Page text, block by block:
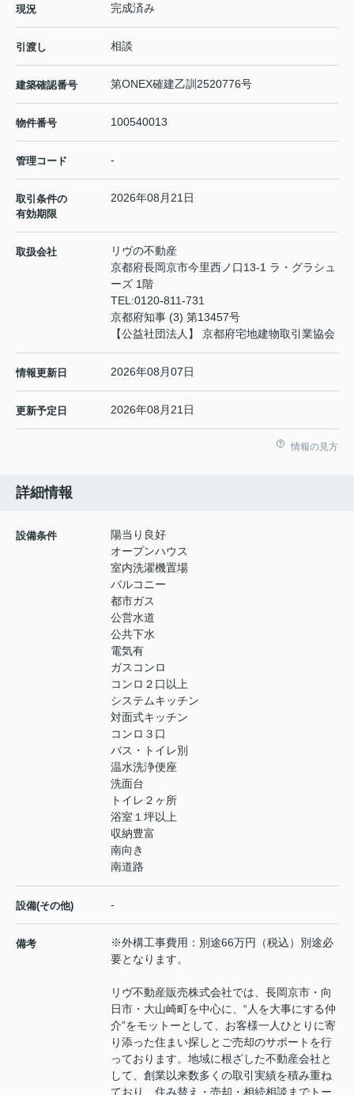
現況 完成済み
引渡し 相談
建築確認番号 第ONEX確建乙訓2520776号
物件番号 100540013
管理コード -
取引条件の
有効期限
2026年08月21日
取扱会社
リヴの不動産
京都府長岡京市今里西ノ口13-1 ラ・グラシュ
ーズ 1階
TEL:0120-811-731
京都府知事 (3) 第13457号
【公益社団法人】 京都府宅地建物取引業協会
情報更新日 2026年08月07日
更新予定日 2026年08月21日
情報の見方
詳細情報
設備条件
陽当り良好
オープンハウス
室内洗濯機置場
バルコニー
都市ガス
公営水道
公共下水
電気有
ガスコンロ
コンロ２口以上
システムキッチン
対面式キッチン
コンロ３口
バス・トイレ別
温水洗浄便座
洗面台
トイレ２ヶ所
浴室１坪以上
収納豊富
南向き
南道路
設備(その他) -
備考
※外構⼯事費⽤：別途66万円（税込）別途必
要となります。
リヴ不動産販売株式会社では、長岡京市・向
日市・大山崎町を中心に、“人を大事にする仲
介”をモットーとして、お客様一人ひとりに寄
り添った住まい探しとご売却のサポートを行
っております。地域に根ざした不動産会社と
して、創業以来数多くの取引実績を積み重ね
ており、住み替え・売却・相続相談までトー